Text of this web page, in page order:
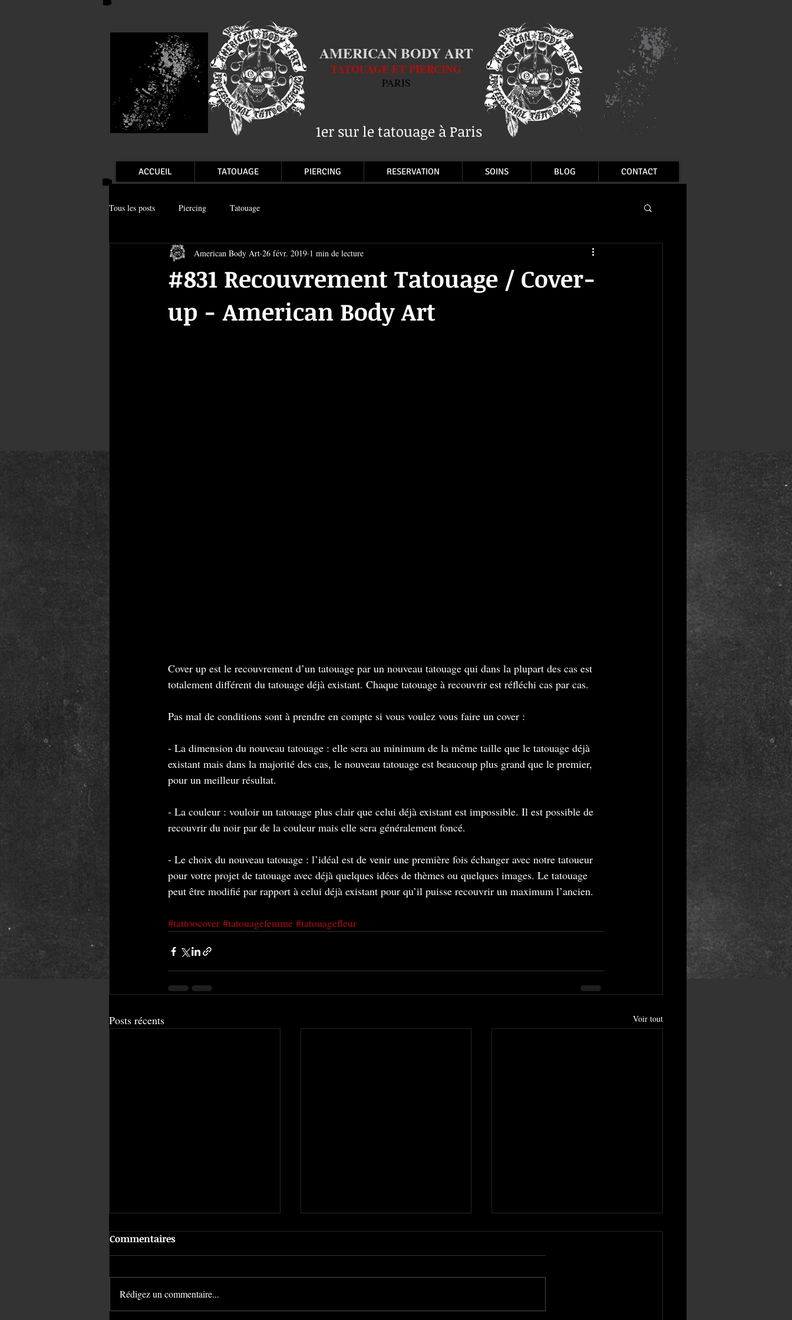
AMERICAN BODY ART
TATOUAGE ET PIERCING
PARIS
1er sur le tatouage à Paris
ACCUEIL TATOUAGE PIERCING RESERVATION SOINS BLOG CONTACT
Tous les posts Piercing Tatouage
#831 Recouvrement Tatouage / Cover-
up - American Body Art
American Body Art 26 févr. 2019 1 min de lecture
Cover up est le recouvrement d’un tatouage par un nouveau tatouage qui dans la plupart des cas est
totalement différent du tatouage déjà existant. Chaque tatouage à recouvrir est réfléchi cas par cas.
Pas mal de conditions sont à prendre en compte si vous voulez vous faire un cover :
- La dimension du nouveau tatouage : elle sera au minimum de la même taille que le tatouage déjà
existant mais dans la majorité des cas, le nouveau tatouage est beaucoup plus grand que le premier,
pour un meilleur résultat.
- La couleur : vouloir un tatouage plus clair que celui déjà existant est impossible. Il est possible de
recouvrir du noir par de la couleur mais elle sera généralement foncé.
- Le choix du nouveau tatouage : l’idéal est de venir une première fois échanger avec notre tatoueur
pour votre projet de tatouage avec déjà quelques idées de thèmes ou quelques images. Le tatouage
peut être modifié par rapport à celui déjà existant pour qu’il puisse recouvrir un maximum l’ancien.
#tattoocover #tatouagefemme #tatouagefleur
Posts récents Voir tout
Commentaires
Rédigez un commentaire...